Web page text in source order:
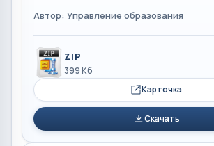
Автор: Управление образования
ZIP
399 Кб
Карточка
Скачать